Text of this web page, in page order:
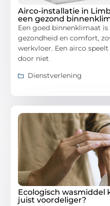
Airco-installatie in
een gezond
Een goed binnenklimaat
gezondheid en comfort,
werkvloer. Een airco
door niet
Dienstverlening
Ecologisch wasmiddel
juist voordeliger?